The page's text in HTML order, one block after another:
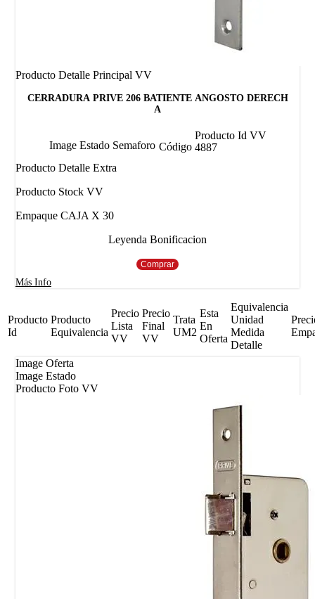
Producto Detalle Principal VV
CERRADURA PRIVE 206 BATIENTE ANGOSTO DERECH
A
Image Estado Semaforo Código
Producto Id VV
4887
Producto Detalle Extra
Producto Stock VV
Empaque CAJA X 30
Leyenda Bonificacion
Comprar
Más Info
Producto
Id
Producto
Equivalencia
Precio
Lista
VV
Precio
Final
VV
Trata
UM2
Esta
En
Oferta
Equivalencia
Unidad
Medida
Detalle
Image Oferta
Image Estado
Producto Foto VV